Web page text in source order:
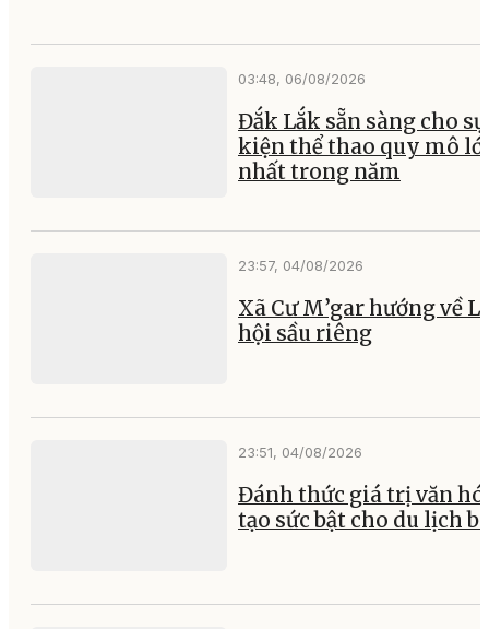
03:48, 06/08/2026
Đắk Lắk sẵn sàng cho sự
kiện thể thao quy mô
nhất trong năm
23:57, 04/08/2026
Xã Cư M’gar hướng về
hội sầu riêng
23:51, 04/08/2026
Đánh thức giá trị văn
tạo sức bật cho du lịch